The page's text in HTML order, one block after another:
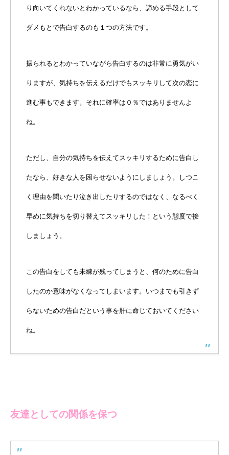
り向いてくれないとわかっているなら、諦める手段として
ダメもとで告白するのも１つの方法です。
振られるとわかっていながら告白するのは非常に勇気がい
りますが、気持ちを伝えるだけでもスッキリして次の恋に
進む事もできます。それに確率は０％ではありませんよ
ね。
ただし、自分の気持ちを伝えてスッキリするために告白し
たなら、好きな人を困らせないようにしましょう。しつこ
く理由を聞いたり泣き出したりするのではなく、なるべく
早めに気持ちを切り替えてスッキリした！という態度で接
しましょう。
この告白をしても未練が残ってしまうと、何のために告白
したのか意味がなくなってしまいます。いつまでも引きず
らないための告白だという事を肝に命じておいてください
ね。
友達としての関係を保つ